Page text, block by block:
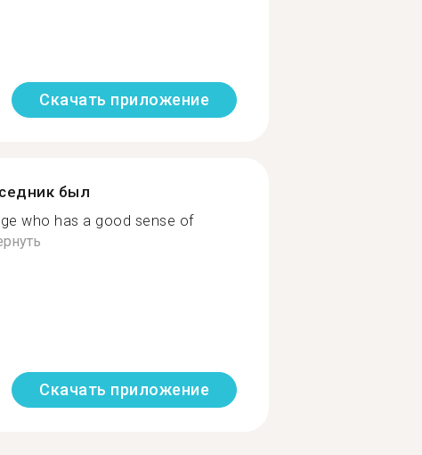
Скачать приложение
был
who has a good sense of
Скачать приложение